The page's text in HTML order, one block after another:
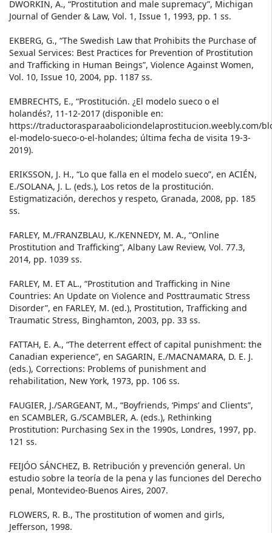
DWORKIN, A., “Prostitution and male supremacy”, Michigan
Journal of Gender & Law, Vol. 1, Issue 1, 1993, pp. 1 ss.
EKBERG, G., “The Swedish Law that Prohibits the Purchase of
Sexual Services: Best Practices for Prevention of Prostitution
and Trafficking in Human Beings”, Violence Against Women,
Vol. 10, Issue 10, 2004, pp. 1187 ss.
EMBRECHTS, E., “Prostitución. ¿El modelo sueco o el
holandés?, 11-12-2017 (disponible en:
https://traductorasparaaboliciondelaprostitucion.weebly.com/
el-modelo-sueco-o-el-holandes; última fecha de visita 19-3-
2019).
ERIKSSON, J. H., “Lo que falla en el modelo sueco”, en ACIÉN,
E./SOLANA, J. L. (eds.), Los retos de la prostitución.
Estigmatización, derechos y respeto, Granada, 2008, pp. 185
ss.
FARLEY, M./FRANZBLAU, K./KENNEDY, M. A., “Online
Prostitution and Trafficking”, Albany Law Review, Vol. 77.3,
2014, pp. 1039 ss.
FARLEY, M. ET AL., “Prostitution and Trafficking in Nine
Countries: An Update on Violence and Posttraumatic Stress
Disorder”, en FARLEY, M. (ed.), Prostitution, Trafficking and
Traumatic Stress, Binghamton, 2003, pp. 33 ss.
FATTAH, E. A., “The deterrent effect of capital punishment: the
Canadian experience”, en SAGARIN, E./MACNAMARA, D. E. J.
(eds.), Corrections: Problems of punishment and
rehabilitation, New York, 1973, pp. 106 ss.
FAUGIER, J./SARGEANT, M., “Boyfriends, ‘Pimps’ and Clients”,
en SCAMBLER, G./SCAMBLER, A. (eds.), Rethinking
Prostitution: Purchasing Sex in the 1990s, Londres, 1997, pp.
121 ss.
FEIJÓO SÁNCHEZ, B. Retribución y prevención general. Un
estudio sobre la teoría de la pena y las funciones del Derecho
penal, Montevideo-Buenos Aires, 2007.
FLOWERS, R. B., The prostitution of women and girls,
Jefferson, 1998.